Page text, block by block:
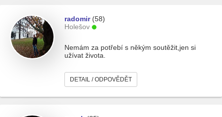
radomir(58)
Holešov
Nemám za potřebí s někým soutěžit,jen si
užívat života.
DETAIL / ODPOVĚDĚT